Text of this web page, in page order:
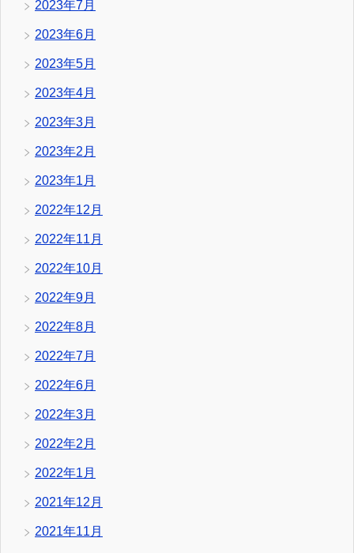
2023年7月
2023年6月
2023年5月
2023年4月
2023年3月
2023年2月
2023年1月
2022年12月
2022年11月
2022年10月
2022年9月
2022年8月
2022年7月
2022年6月
2022年3月
2022年2月
2022年1月
2021年12月
2021年11月